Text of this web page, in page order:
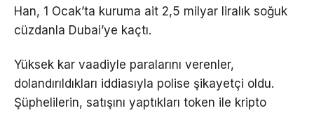
Han, 1 Ocak’ta kuruma ait 2,5 milyar liralık soğuk
cüzdanla Dubai’ye kaçtı.
Yüksek kar vaadiyle paralarını verenler,
dolandırıldıkları iddiasıyla polise şikayetçi oldu.
Şüphelilerin, satışını yaptıkları token ile kripto